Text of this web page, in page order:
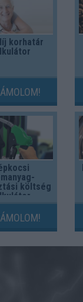
korhatár
költség